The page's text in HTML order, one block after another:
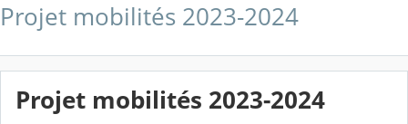
Projet mobilités 2023-2024
Projet mobilités 2023-2024